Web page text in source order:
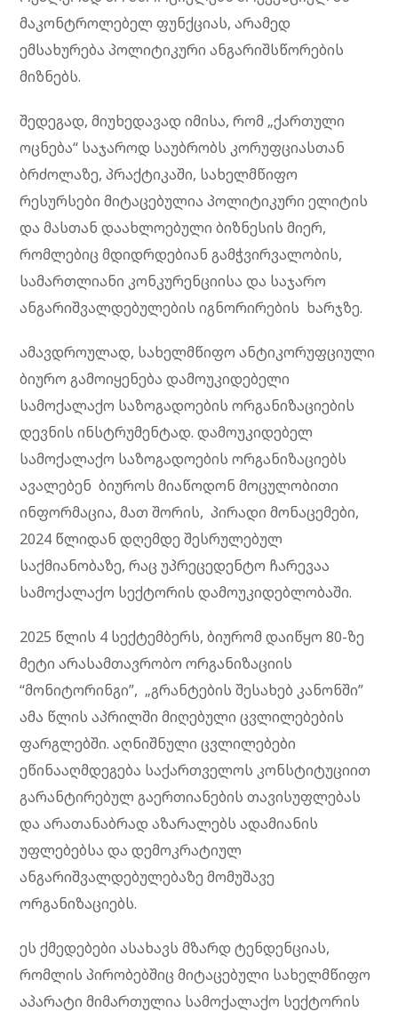
მაკონტროლებელ ფუნქციას, არამედ
ემსახურება პოლიტიკური ანგარიშსწორების
მიზნებს.
შედეგად, მიუხედავად იმისა, რომ „ქართული
ოცნება“ საჯაროდ საუბრობს კორუფციასთან
ბრძოლაზე, პრაქტიკაში, სახელმწიფო
რესურსები მიტაცებულია პოლიტიკური ელიტის
და მასთან დაახლოებული ბიზნესის მიერ,
რომლებიც მდიდრდებიან გამჭვირვალობის,
სამართლიანი კონკურენციისა და საჯარო
ანგარიშვალდებულების იგნორირების ხარჯზე.
ამავდროულად, სახელმწიფო ანტიკორუფციული
ბიურო გამოიყენება დამოუკიდებელი
სამოქალაქო საზოგადოების ორგანიზაციების
დევნის ინსტრუმენტად. დამოუკიდებელ
სამოქალაქო საზოგადოების ორგანიზაციებს
ავალებენ ბიუროს მიაწოდონ მოცულობითი
ინფორმაცია, მათ შორის, პირადი მონაცემები,
2024 წლიდან დღემდე შესრულებულ
საქმიანობაზე, რაც უპრეცედენტო ჩარევაა
სამოქალაქო სექტორის დამოუკიდებლობაში.
2025 წლის 4 სექტემბერს, ბიურომ დაიწყო 80-ზე
მეტი არასამთავრობო ორგანიზაციის
“მონიტორინგი”, „გრანტების შესახებ კანონში”
ამა წლის აპრილში მიღებული ცვლილებების
ფარგლებში. აღნიშნული ცვლილებები
ეწინააღმდეგება საქართველოს კონსტიტუციით
გარანტირებულ გაერთიანების თავისუფლებას
და არათანაბრად აზარალებს ადამიანის
უფლებებსა და დემოკრატიულ
ანგარიშვალდებულებაზე მომუშავე
ორგანიზაციებს.
ეს ქმედებები ასახავს მზარდ ტენდენციას,
რომლის პირობებშიც მიტაცებული სახელმწიფო
აპარატი მიმართულია სამოქალაქო სექტორის